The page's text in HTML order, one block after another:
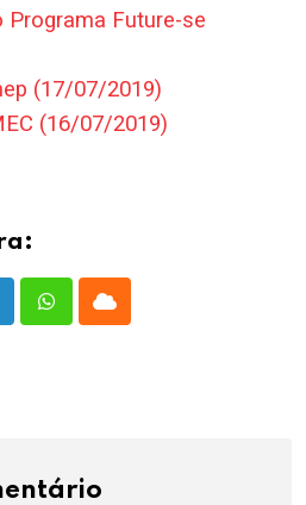
Programa Future-se
(17/07/2019)
(16/07/2019)
WhatsappCloud